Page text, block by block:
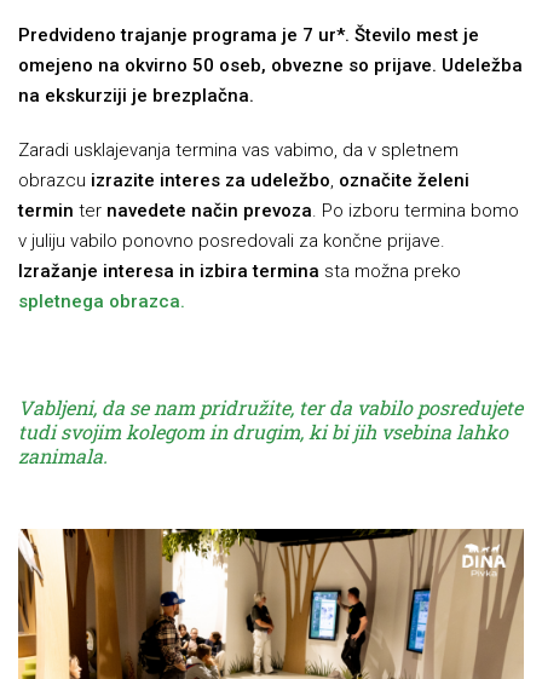
Predvideno trajanje programa je 7 ur*. Število mest je
omejeno na okvirno 50 oseb, obvezne so prijave. Udeležba
na ekskurziji je brezplačna.
Zaradi usklajevanja termina vas vabimo, da v spletnem
obrazcu izrazite interes za udeležbo, označite želeni
termin ter navedete način prevoza. Po izboru termina bomo
v juliju vabilo ponovno posredovali za končne prijave.
Izražanje interesa in izbira termina sta možna preko
spletnega obrazca.
Vabljeni, da se nam pridružite, ter da vabilo posredujete
tudi svojim kolegom in drugim, ki bi jih vsebina lahko
zanimala.